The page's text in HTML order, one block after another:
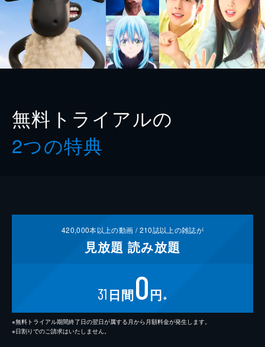
無料トライアルの
2つの特典
420,000本以上の動画 /210誌以上の雑誌が
見放題 読み放題
31 日間0円 ※
※無料トライアル期間終了日の翌日が属する月から月額料金が発生します。
※日割りでのご請求はいたしません。